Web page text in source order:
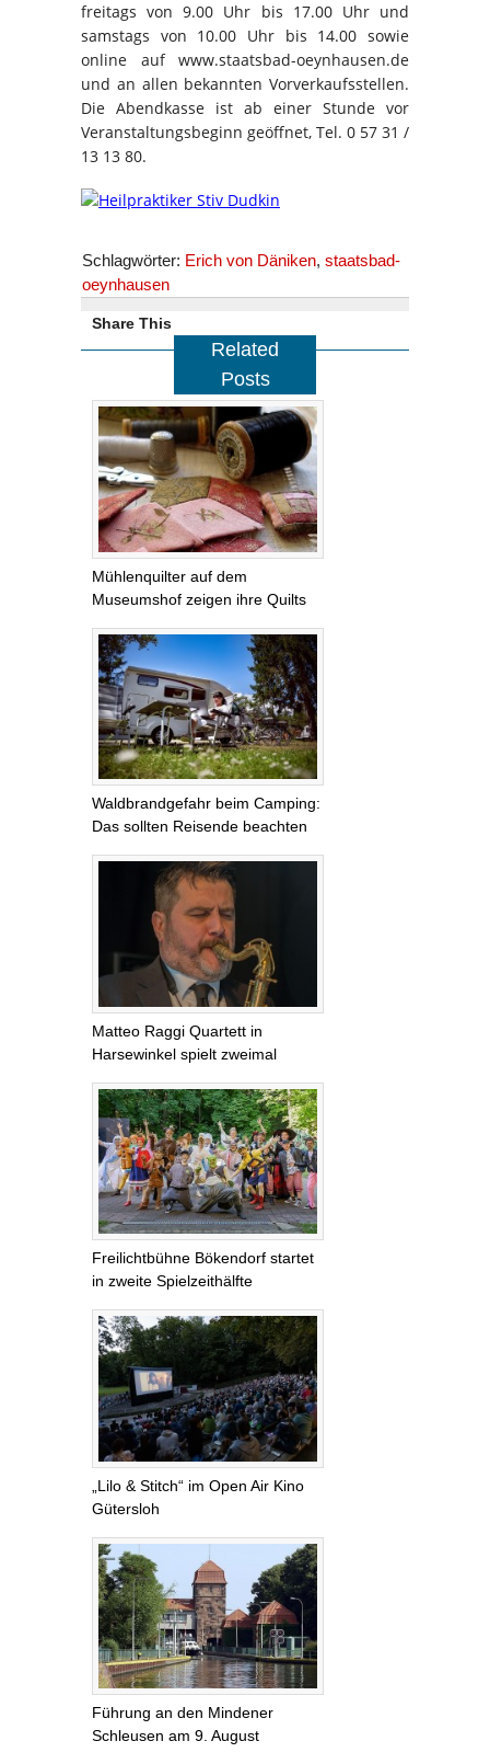
freitags von 9.00 Uhr bis 17.00 Uhr und
samstags von 10.00 Uhr bis 14.00 sowie
online auf www.staatsbad-oeynhausen.de
und an allen bekannten Vorverkaufsstellen.
Die Abendkasse ist ab einer Stunde vor
Veranstaltungsbeginn geöffnet, Tel. 0 57 31 /
13 13 80.
Schlagwörter: Erich von Däniken, staatsbad-
oeynhausen
Share This
Related
Posts
Mühlenquilter auf dem
Museumshof zeigen ihre Quilts
Waldbrandgefahr beim Camping:
Das sollten Reisende beachten
Matteo Raggi Quartett in
Harsewinkel spielt zweimal
Freilichtbühne Bökendorf startet
in zweite Spielzeithälfte
„Lilo & Stitch“ im Open Air Kino
Gütersloh
Führung an den Mindener
Schleusen am 9. August